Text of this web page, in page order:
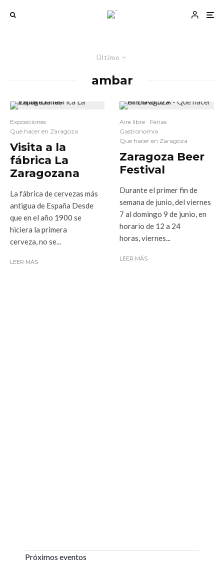
Último
ambar
Exposiciones
Que hacer en Zaragoza
Visita a la
fábrica La
Zaragozana
La fábrica de cervezas más
antigua de España Desde
que en el año 1900 se
hiciera la primera
cerveza, no se...
LEER MÁS
Aire libre
Ferias
Gastronomía
Que hacer en Zaragoza
Zaragoza Beer
Festival
Durante el primer fin de
semana de junio, del viernes
7 al domingo 9 de junio, en
horario de 12 a 24
horas, viernes...
LEER MÁS
Próximos eventos